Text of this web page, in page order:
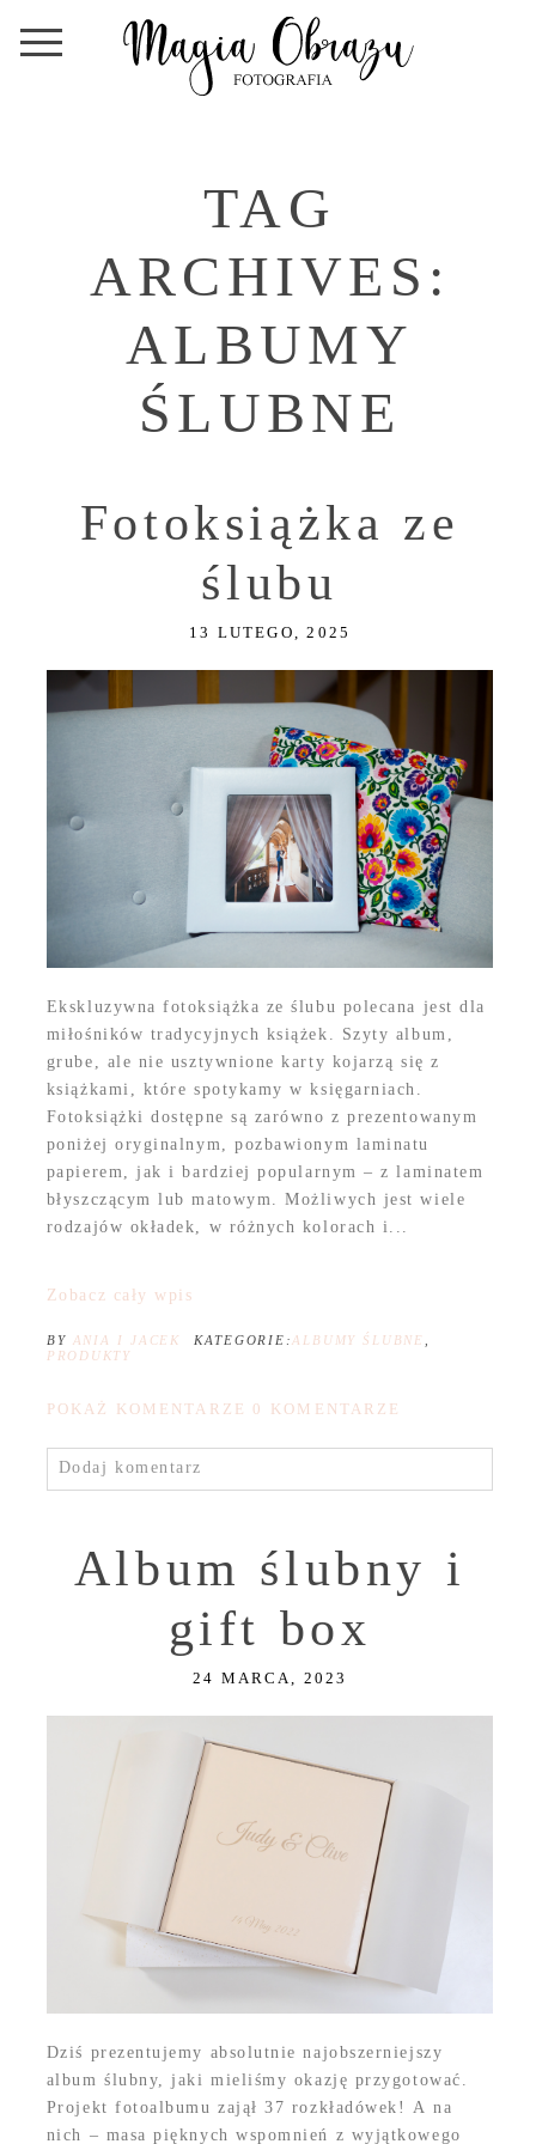
TAG
ARCHIVES:
ALBUMY
ŚLUBNE
Fotoksiążka ze
ślubu
13 LUTEGO, 2025
Ekskluzywna fotoksiążka ze ślubu polecana jest dla
miłośników tradycyjnych książek. Szyty album,
grube, ale nie usztywnione karty kojarzą się z
książkami, które spotykamy w księgarniach.
Fotoksiążki dostępne są zarówno z prezentowanym
poniżej oryginalnym, pozbawionym laminatu
papierem, jak i bardziej popularnym – z laminatem
błyszczącym lub matowym. Możliwych jest wiele
rodzajów okładek, w różnych kolorach i...
Zobacz cały wpis
BY ANIA I JACEK KATEGORIE: ALBUMY ŚLUBNE
PRODUKTY
POKAŻ KOMENTARZE 0 KOMENTARZE
Dodaj komentarz
Album ślubny i
gift box
24 MARCA, 2023
Dziś prezentujemy absolutnie najobszerniejszy
album ślubny, jaki mieliśmy okazję przygotować.
Projekt fotoalbumu zajął 37 rozkładówek! A na
nich – masa pięknych wspomnień z wyjątkowego